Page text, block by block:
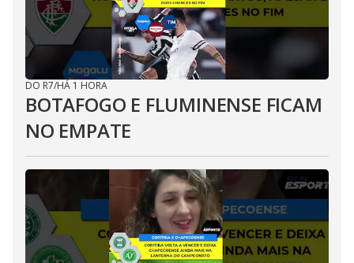
DO R7/HÁ 1 HORA
BOTAFOGO E FLUMINENSE FICAM
NO EMPATE